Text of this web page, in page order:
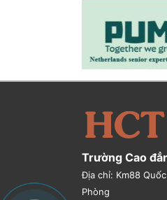
Trường Cao
Địa chỉ: Km88
Phòng